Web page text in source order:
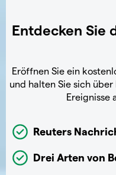
Entdecken Sie
Eröffnen Sie ein
und halten Sie sich
Ereignisse
Reuters
Drei Arten von